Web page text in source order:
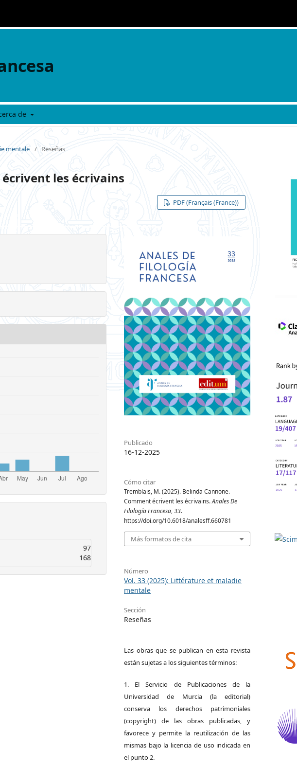
de
mentale / Reseñas
les écrivains
PDF (Français (France))
97
168
Publicado
16-12-2025
Cómo citar
Tremblais, M. (2025). Belinda Cannone.
Comment écrivent les écrivains.Anales De
Filología Francesa,33.
https://doi.org/10.6018/analesff.660781
Más formatos de cita
Número
Vol. 33 (2025): Littérature et maladie
mentale
Sección
Reseñas
Las obras que se publican en esta revista
están sujetas a los siguientes términos:
1. El Servicio de Publicaciones de la
Universidad de Murcia (la editorial)
conserva los derechos patrimoniales
(copyright) de las obras publicadas, y
favorece y permite la reutilización de las
mismas bajo la licencia de uso indicada en
el punto 2.